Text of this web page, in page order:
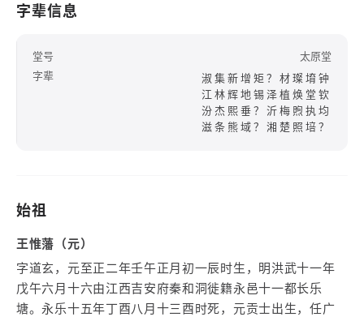
字辈信息
堂号
太原堂
字辈
淑集新增矩？材璨堉钟
江林辉地锡泽植焕堂钦
汾杰熙垂？沂梅煦执均
滋条熊域？湘楚照培？
始祖
王惟藩（元）
字道玄，元至正二年壬午正月初一辰时生，明洪武十一年
戊午六月十六由江西吉安府秦和洞徙籍永邑十一都长乐
塘。永乐十五年丁酉八月十三酉时死，元贡士出生，任广